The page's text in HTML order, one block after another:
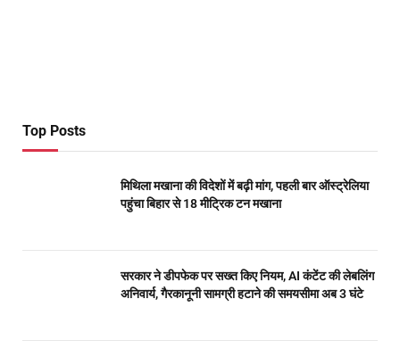
Top Posts
मिथिला मखाना की विदेशों में बढ़ी मांग, पहली बार ऑस्ट्रेलिया
पहुंचा बिहार से 18 मीट्रिक टन मखाना
सरकार ने डीपफेक पर सख्त किए नियम, AI कंटेंट की लेबलिंग
अनिवार्य, गैरकानूनी सामग्री हटाने की समयसीमा अब 3 घंटे